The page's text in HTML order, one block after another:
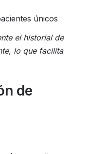
únicos
el historial de
lo que facilita
de